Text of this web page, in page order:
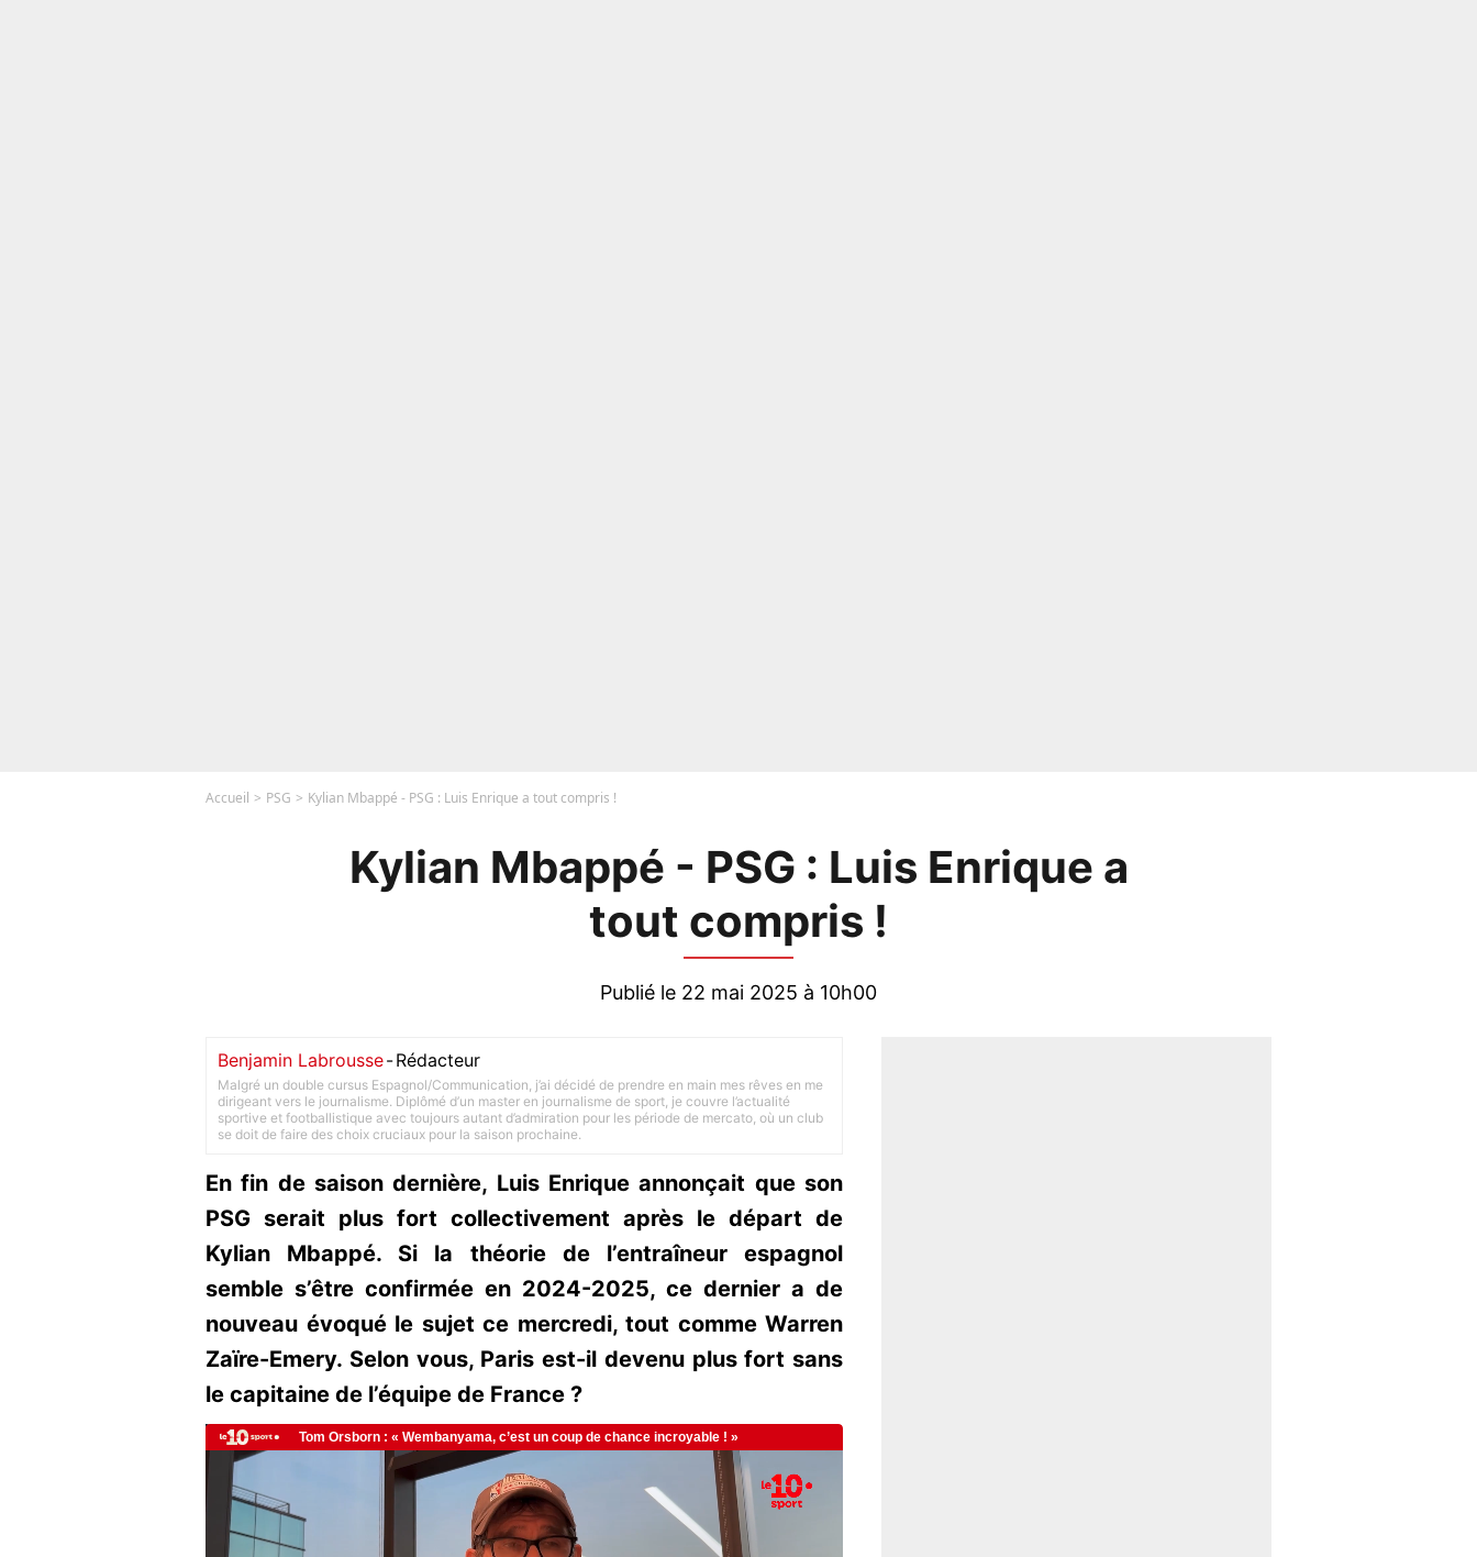
Accueil PSG Kylian Mbappé - PSG : Luis Enrique a tout compris !
Kylian Mbappé - PSG : Luis Enrique a
tout compris !
Publié le 22 mai 2025 à 10h00
Benjamin Labrousse-Rédacteur
Malgré un double cursus Espagnol/Communication, j’ai décidé de prendre en main mes rêves en me
dirigeant vers le journalisme. Diplômé d’un master en journalisme de sport, je couvre l’actualité
sportive et footballistique avec toujours autant d’admiration pour les période de mercato, où un club
se doit de faire des choix cruciaux pour la saison prochaine.
En fin de saison dernière, Luis Enrique annonçait que son
PSG serait plus fort collectivement après le départ de
Kylian Mbappé. Si la théorie de l’entraîneur espagnol
semble s’être confirmée en 2024-2025, ce dernier a de
nouveau évoqué le sujet ce mercredi, tout comme Warren
Zaïre-Emery. Selon vous, Paris est-il devenu plus fort sans
le capitaine de l’équipe de France ?